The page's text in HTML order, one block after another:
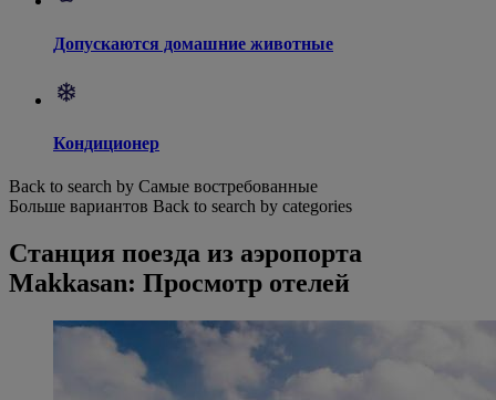
Допускаются домашние животные
Кондиционер
Back to search by Самые востребованные
Больше вариантов Back to search by categories
Станция поезда из аэропорта
Makkasan: Просмотр отелей